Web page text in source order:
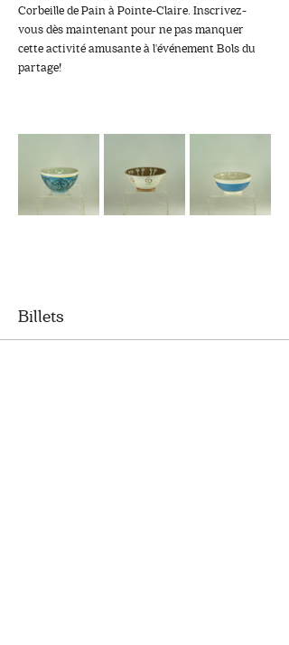
Corbeille de Pain à Pointe-Claire. Inscrivez-
vous dès maintenant pour ne pas manquer
cette activité amusante à l'événement Bols du
partage!
Billets